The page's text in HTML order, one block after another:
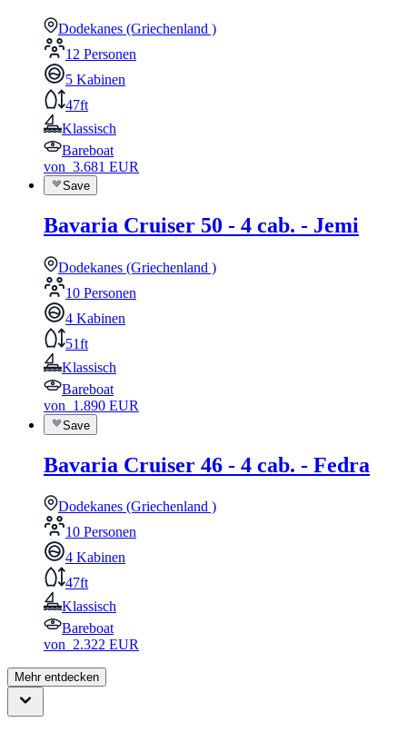
Dodekanes (Griechenland )
12 Personen
5 Kabinen
47ft
Klassisch
Bareboat
von 3.681 EUR
Save
Bavaria Cruiser 50 - 4 cab. - Jemi
Dodekanes (Griechenland )
10 Personen
4 Kabinen
51ft
Klassisch
Bareboat
von 1.890 EUR
Save
Bavaria Cruiser 46 - 4 cab. - Fedra
Dodekanes (Griechenland )
10 Personen
4 Kabinen
47ft
Klassisch
Bareboat
von 2.322 EUR
Mehr entdecken